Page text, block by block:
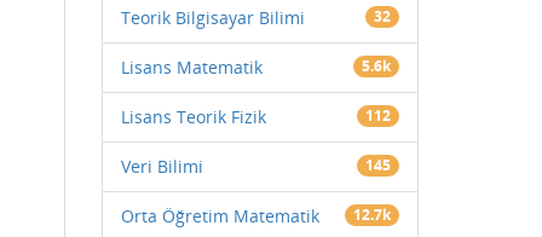
Teorik Bilgisayar Bilimi 32
Lisans Matematik 5.6k
Lisans Teorik Fizik 112
Veri Bilimi 145
Orta Öğretim Matematik 12.7k